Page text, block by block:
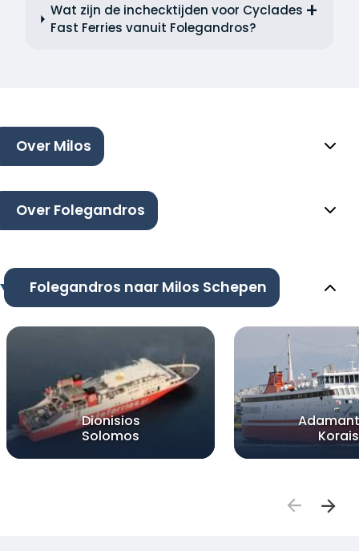
Wat zijn de inchecktijden voor Cyclades
Fast Ferries vanuit Folegandros?
Over Milos
Over Folegandros
Folegandros naar Milos Schepen
Dionisios
Solomos
Korais